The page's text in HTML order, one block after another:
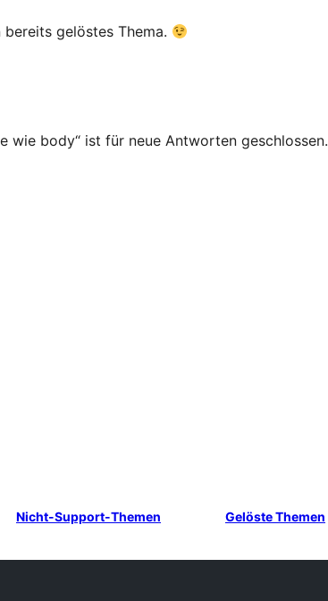
gelöstes Thema.
wie body“ ist für neue Antworten geschlossen.
Nicht-Support-Themen Gelöste Themen